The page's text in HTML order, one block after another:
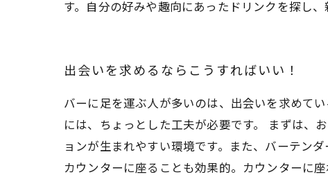
す。自分の好みや趣向にあったドリンクを探し
出会いを求めるならこうすればいい！
バーに足を運ぶ人が多いのは、出会いを求めて
には、ちょっとした工夫が必要です。 まずは、
ョンが生まれやすい環境です。また、バーテン
カウンターに座ることも効果的。カウンターに